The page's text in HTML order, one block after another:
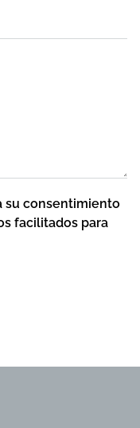
su consentimiento
facilitados para